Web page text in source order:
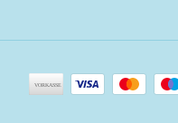
Zahlungsarten